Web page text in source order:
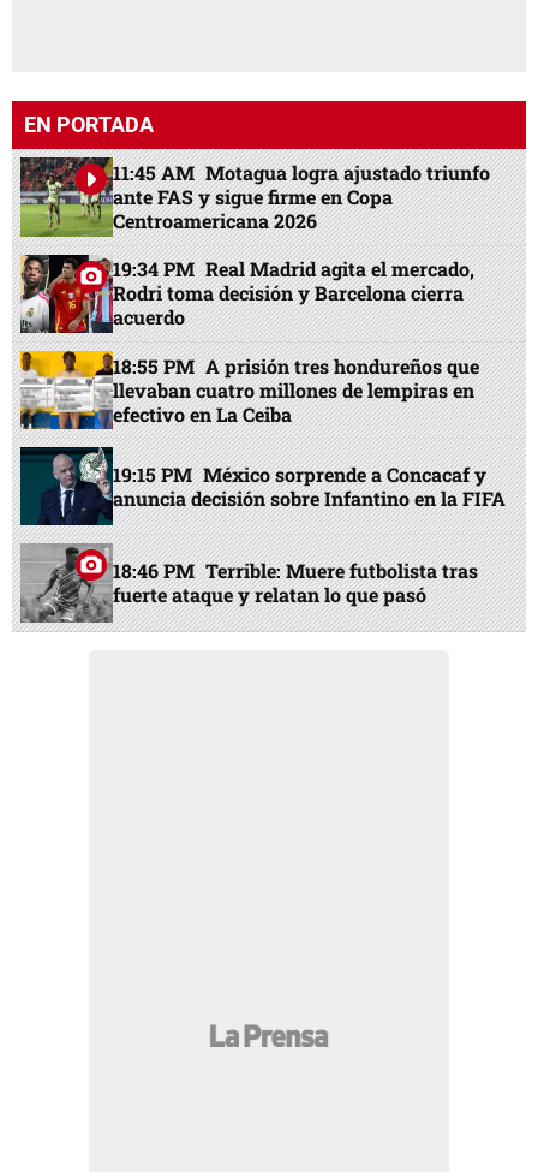
EN PORTADA
11:45 AM Motagua logra ajustado triunfo
ante FAS y sigue firme en Copa
Centroamericana 2026
19:34 PM Real Madrid agita el mercado,
Rodri toma decisión y Barcelona cierra
acuerdo
18:55 PM A prisión tres hondureños que
llevaban cuatro millones de lempiras en
efectivo en La Ceiba
19:15 PM México sorprende a Concacaf y
anuncia decisión sobre Infantino en la FIFA
18:46 PM Terrible: Muere futbolista tras
fuerte ataque y relatan lo que pasó